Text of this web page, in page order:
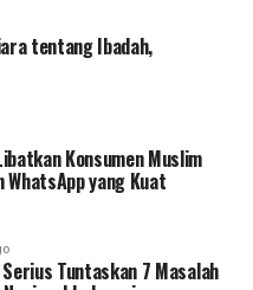
tentang Ibadah,
Konsumen Muslim
WhatsApp yang Kuat
Tuntaskan 7 Masalah